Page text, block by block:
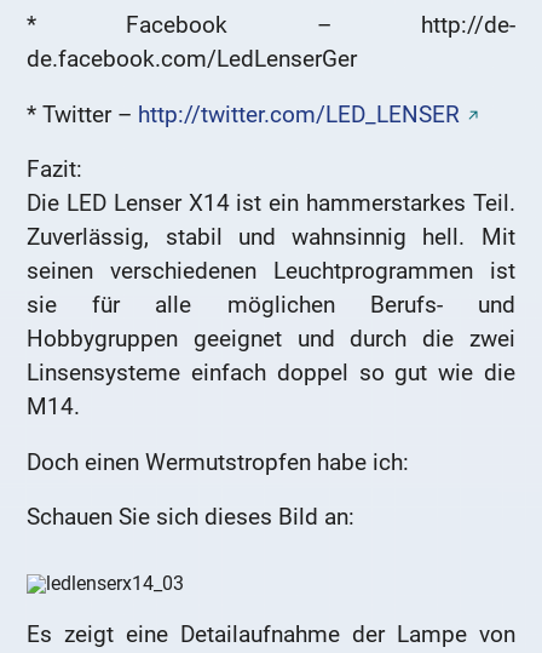
* Facebook – http://de-
de.facebook.com/LedLenserGer
* Twitter – http://twitter.com/LED_LENSER
Fazit:
Die LED Lenser X14 ist ein hammerstarkes Teil.
Zuverlässig, stabil und wahnsinnig hell. Mit
seinen verschiedenen Leuchtprogrammen ist
sie für alle möglichen Berufs- und
Hobbygruppen geeignet und durch die zwei
Linsensysteme einfach doppel so gut wie die
M14.
Doch einen Wermutstropfen habe ich:
Schauen Sie sich dieses Bild an:
Es zeigt eine Detailaufnahme der Lampe von